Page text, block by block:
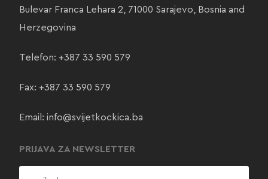
Bulevar Franca Lehara 2, 71000 Sarajevo, Bosnia and
Herzegovina
Telefon: +387 33 590 579
Fax: +387 33 590 579
Email: info@svijetkockica.ba
PRIJAVA ZA NEWSLETTER